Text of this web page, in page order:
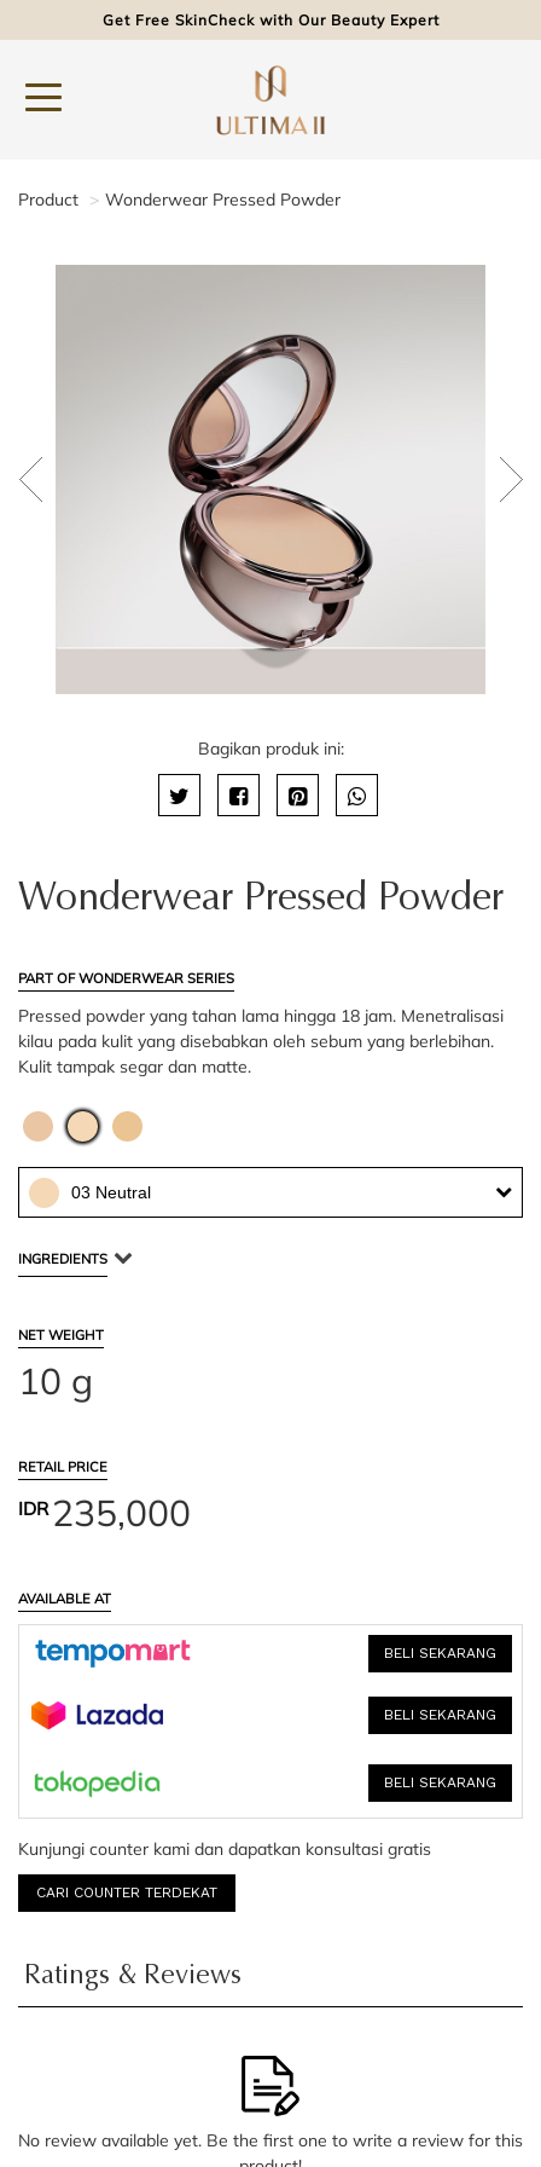
Get Free SkinCheck with Our Beauty Expert
Product Wonderwear Pressed Powder
Bagikan produk ini:
Wonderwear Pressed Powder
PART OF WONDERWEAR SERIES
Pressed powder yang tahan lama hingga 18 jam. Menetralisasi
kilau pada kulit yang disebabkan oleh sebum yang berlebihan.
Kulit tampak segar dan matte.
03 Neutral
INGREDIENTS
NET WEIGHT
10 g
RETAIL PRICE
IDR235,000
AVAILABLE AT
BELI SEKARANG
BELI SEKARANG
BELI SEKARANG
Kunjungi counter kami dan dapatkan konsultasi gratis
CARI COUNTER TERDEKAT
Ratings & Reviews
No review available yet. Be the first one to write a review for this